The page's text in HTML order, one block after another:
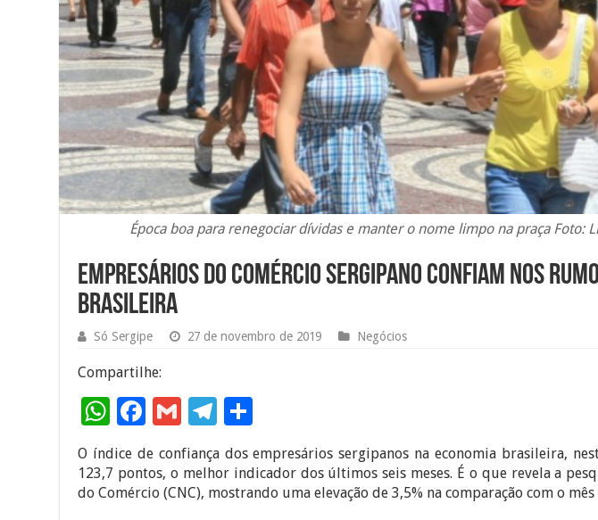
Época boa para renegociar dívidas e manter o nome limpo na praça Foto:
Empresários do comércio sergipano confiam nos
brasileira
Compartilhe:
W
h
at
F
ac
e
G
m
ai
T
el
e
h
ar
O índice de confiança dos empresários sergipanos na economia brasileira,
123,7 pontos, o melhor indicador dos últimos seis meses. É o que revela a
do Comércio (CNC), mostrando uma elevação de 3,5% na comparação com o mês